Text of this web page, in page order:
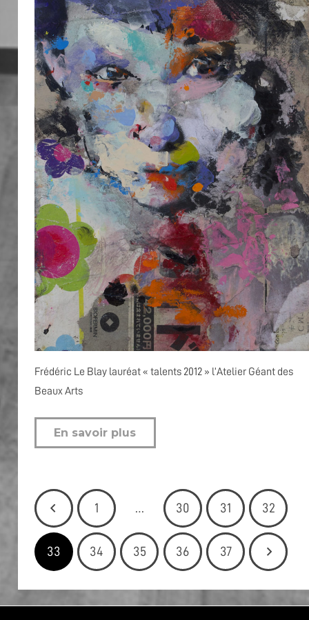
Frédéric Le Blay lauréat « talents 2012 » l’Atelier Géant des
Beaux Arts
En savoir plus
1 … 30 31 32
33 34 35 36 37